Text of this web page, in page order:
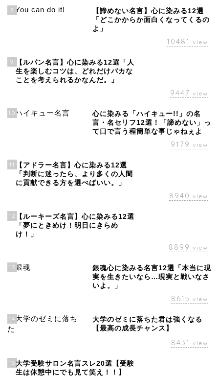
8
【諦めない名言】心に染みる12選
「どこかからか面白くなってくるの
よ」
10481 view
9
【ルパン名言】心に染みる12選「人
生を楽しむコツは、どれだけバカな
ことを考えられるかなんだ。」
9447 view
10
心に染みる「ハイキュー!!」の名
言・名セリフ12選！「諦めない」っ
て口で言う程簡単な事じゃねぇよ
9179 view
11
【アドラー名言】心に染みる12選
「判断に迷ったら、より多くの人間
に貢献できる方を選べばいい。」
8940 view
12
【ルーキーズ名言】心に染みる12選
「夢にときめけ！明日にきらめ
け！」
8899 view
13
銀魂心に染みる名言12選「本当に現
実を生きたいなら…現実と戦いなさ
いよ。」
8615 view
14
大学のゼミに落ちた君は強くなる
【最高の成長チャンス】
8431 view
15 大学受験サロン名言スレ20選【受験
生は休憩中にでも見て笑え！！】